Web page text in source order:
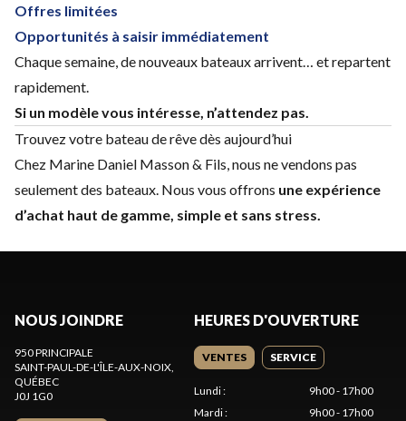
Offres limitées
Opportunités à saisir immédiatement
Chaque semaine, de nouveaux bateaux arrivent… et repartent
rapidement.
Si un modèle vous intéresse, n’attendez pas.
Trouvez votre bateau de rêve dès aujourd’hui
Chez Marine Daniel Masson & Fils, nous ne vendons pas
seulement des bateaux. Nous vous offrons une expérience
d’achat haut de gamme, simple et sans stress.
NOUS JOINDRE
950 PRINCIPALE
SAINT-PAUL-DE-L'ÎLE-AUX-NOIX
QUÉBEC
J0J 1G0
HEURES D'OUVERTURE
VENTES SERVICE
Lundi:
9h00 - 17h00
Mardi:
9h00 - 17h00